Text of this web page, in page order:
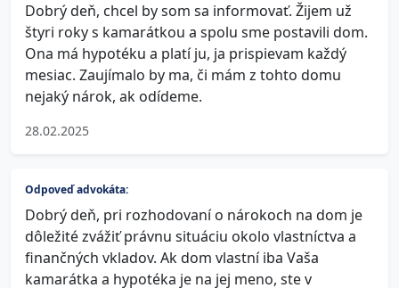
Dobrý deň, chcel by som sa informovať. Žijem už
štyri roky s kamarátkou a spolu sme postavili dom.
Ona má hypotéku a platí ju, ja prispievam každý
mesiac. Zaujímalo by ma, či mám z tohto domu
nejaký nárok, ak odídeme.
28.02.2025
Odpoveď advokáta:
Dobrý deň, pri rozhodovaní o nárokoch na dom je
dôležité zvážiť právnu situáciu okolo vlastníctva a
finančných vkladov. Ak dom vlastní iba Vaša
kamarátka a hypotéka je na jej meno, ste v